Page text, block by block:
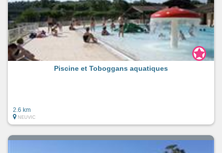
Piscine et Toboggans aquatiques
2.6 km
NEUVIC